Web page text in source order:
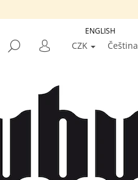
HLEDAT
PŘIHLÁŠENÍ
CZK Čeština
ENGLISH